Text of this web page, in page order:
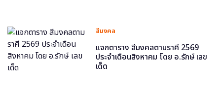
สีมงคล
แจกตาราง สีมงคลตามราศี 2569
ประจำเดือนสิงหาคม โดย อ.รักษ์ เลข
เด็ด